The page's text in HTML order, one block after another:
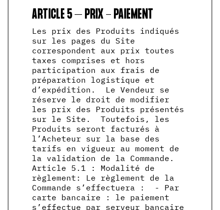
ARTICLE 5 – PRIX - PAIEMENT
Les prix des Produits indiqués
sur les pages du Site
correspondent aux prix toutes
taxes comprises et hors
participation aux frais de
préparation logistique et
d’expédition. Le Vendeur se
réserve le droit de modifier
les prix des Produits présentés
sur le Site. Toutefois, les
Produits seront facturés à
l’Acheteur sur la base des
tarifs en vigueur au moment de
la validation de la Commande.
Article 5.1 : Modalité de
règlement: Le règlement de la
Commande s’effectuera : - Par
carte bancaire : le paiement
s’effectue par serveur bancaire